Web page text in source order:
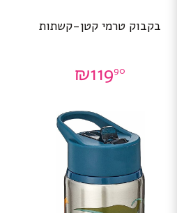
בקבוק טרמי קטן-קשתות
₪11990